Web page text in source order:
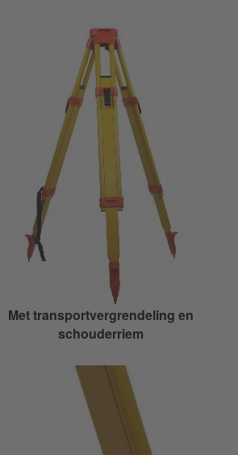
Met transportvergrendeling en
schouderriem